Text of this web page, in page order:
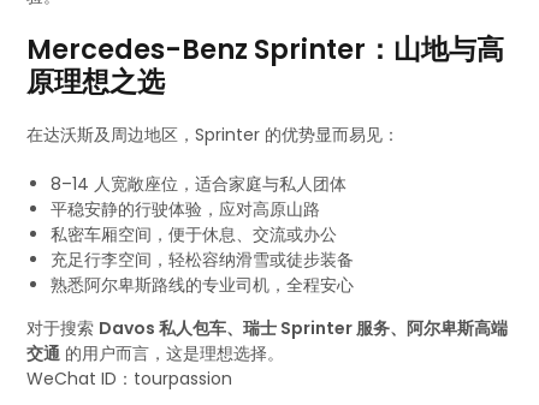
Mercedes-Benz Sprinter：山地与高
原理想之选
在达沃斯及周边地区，Sprinter 的优势显而易见：
8–14 人宽敞座位，适合家庭与私人团体
平稳安静的行驶体验，应对高原山路
私密车厢空间，便于休息、交流或办公
充足行李空间，轻松容纳滑雪或徒步装备
熟悉阿尔卑斯路线的专业司机，全程安心
对于搜索 Davos 私人包车、瑞士 Sprinter 服务、阿尔卑斯高端
交通 的用户而言，这是理想选择。
WeChat ID：tourpassion